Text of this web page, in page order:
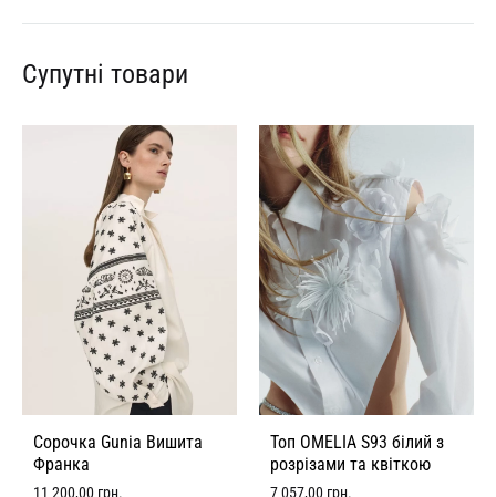
Супутні товари
Сорочка Gunia Вишита
Франка
11 200,00 грн.
Топ OMELIA S93 білий з
розрізами та квіткою
7 057,00 грн.